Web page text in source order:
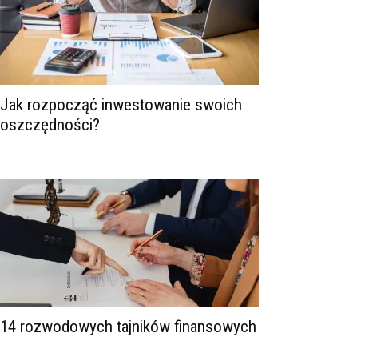
Jak rozpocząć inwestowanie swoich
oszczędności?
14 rozwodowych tajników finansowych